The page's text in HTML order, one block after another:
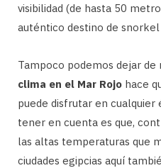
visibilidad (de hasta 50
auténtico destino de snorkel
Tampoco podemos dejar
clima en el Mar Rojo hace
puede disfrutar en
tener en cuenta es que,
las altas temperaturas que
ciudades egipcias aquí